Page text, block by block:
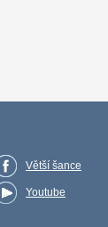
Větší šance
Youtube